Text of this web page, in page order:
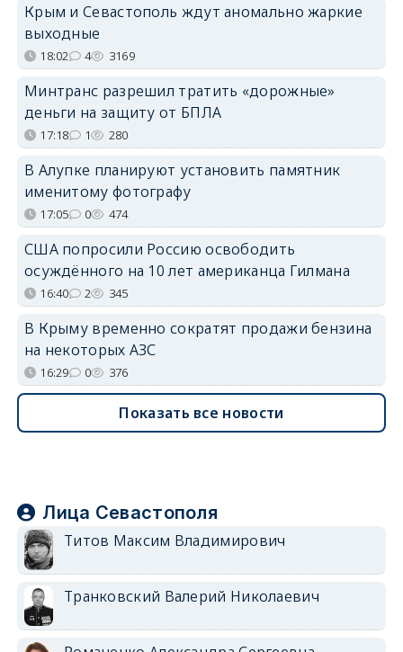
Крым и Севастополь ждут аномально жаркие
выходные
18:02 4 3169
Минтранс разрешил тратить «дорожные»
деньги на защиту от БПЛА
17:18 1 280
В Алупке планируют установить памятник
именитому фотографу
17:05 0 474
США попросили Россию освободить
осуждённого на 10 лет американца Гилмана
16:40 2 345
В Крыму временно сократят продажи бензина
на некоторых АЗС
16:29 0 376
Показать все новости
Лица Севастополя
Титов Максим Владимирович
Транковский Валерий Николаевич